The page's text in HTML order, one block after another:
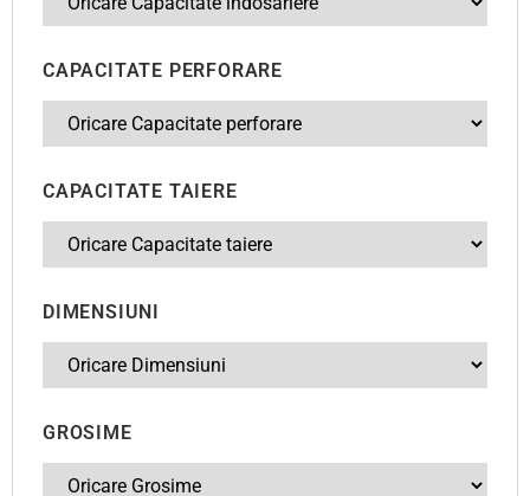
CAPACITATE PERFORARE
CAPACITATE TAIERE
DIMENSIUNI
GROSIME